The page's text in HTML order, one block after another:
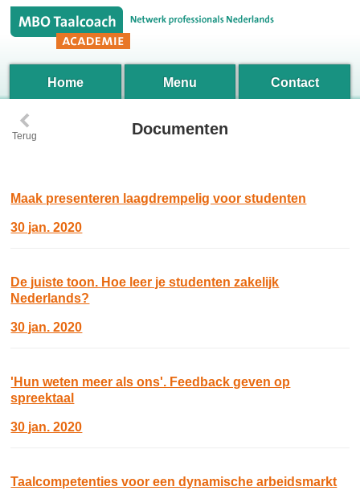
Home Menu Contact
‹
Terug Documenten
Maak presenteren laagdrempelig voor studenten
30 jan. 2020
De juiste toon. Hoe leer je studenten zakelijk
Nederlands?
30 jan. 2020
'Hun weten meer als ons'. Feedback geven op
spreektaal
30 jan. 2020
Taalcompetenties voor een dynamische arbeidsmarkt